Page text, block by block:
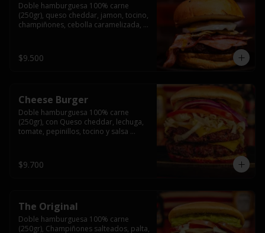
Doble hamburguesa 100% carne
(250gr), queso cheddar, jamon, tocino,
champiñones, cebolla caramelizada,
$9.500
Cheese Burger
Doble hamburguesa 100% carne
(250gr), con Queso cheddar, lechuga,
tomate, pepinillos, tocino y salsa
$9.700
The Original
Doble hamburguesa 100% carne
(250gr), Champiñones salteados, palta,